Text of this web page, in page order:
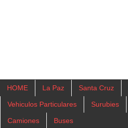
HOME La Paz Santa Cruz
Vehiculos Particulares Surubies
Camiones Buses